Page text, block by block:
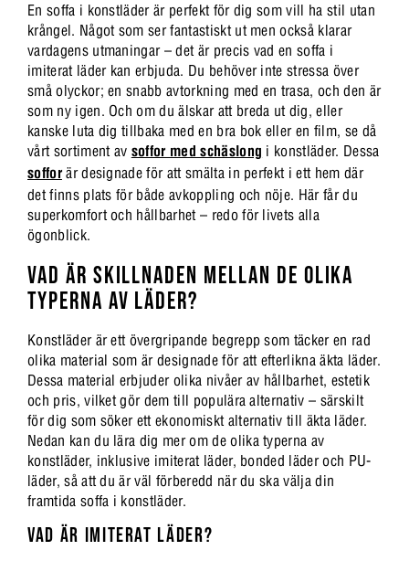
En soffa i konstläder är perfekt för dig som vill ha stil utan
krångel. Något som ser fantastiskt ut men också klarar
vardagens utmaningar – det är precis vad en soffa i
imiterat läder kan erbjuda. Du behöver inte stressa över
små olyckor; en snabb avtorkning med en trasa, och den är
som ny igen. Och om du älskar att breda ut dig, eller
kanske luta dig tillbaka med en bra bok eller en film, se då
vårt sortiment av soffor med schäslong i konstläder. Dessa
sofforär designade för att smälta in perfekt i ett hem där
det finns plats för både avkoppling och nöje. Här får du
superkomfort och hållbarhet – redo för livets alla
ögonblick.
VAD ÄR SKILLNADEN MELLAN DE OLIKA
TYPERNA AV LÄDER?
Konstläder är ett övergripande begrepp som täcker en rad
olika material som är designade för att efterlikna äkta läder.
Dessa material erbjuder olika nivåer av hållbarhet, estetik
och pris, vilket gör dem till populära alternativ – särskilt
för dig som söker ett ekonomiskt alternativ till äkta läder.
Nedan kan du lära dig mer om de olika typerna av
konstläder, inklusive imiterat läder, bonded läder och PU-
läder, så att du är väl förberedd när du ska välja din
framtida soffa i konstläder.
VAD ÄR IMITERAT LÄDER?